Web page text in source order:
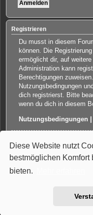
Diese Website nutzt
bestmöglichen Komfort
bieten.
Registrieren
Du musst in diesem
können. Die
ermöglicht dir, auf
Administration kann
Berechtigungen
Nutzungsbedingungen
dich registrierst. Bitte
wenn du dich in diesem
Nutzungsbedingungen
Registrieren
Foren-Übersicht
Powered by